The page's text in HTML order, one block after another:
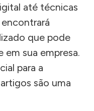
até técnicas
que pode
sua empresa.
para a
são uma